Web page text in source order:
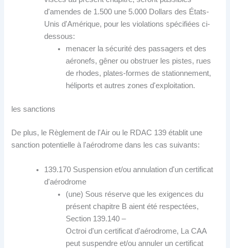
d'amendes de 1.500 une 5.000 Dollars des États-
Unis d'Amérique, pour les violations spécifiées ci-
dessous:
menacer la sécurité des passagers et des
aéronefs, gêner ou obstruer les pistes, rues
de rhodes, plates-formes de stationnement,
héliports et autres zones d'exploitation.
les sanctions
De plus, le Règlement de l'Air ou le RDAC 139 établit une
sanction potentielle à l'aérodrome dans les cas suivants:
139.170 Suspension et/ou annulation d'un certificat
d'aérodrome
(une) Sous réserve que les exigences du
présent chapitre B aient été respectées,
Section 139.140 –
Octroi d'un certificat d'aérodrome, La CAA
peut suspendre et/ou annuler un certificat